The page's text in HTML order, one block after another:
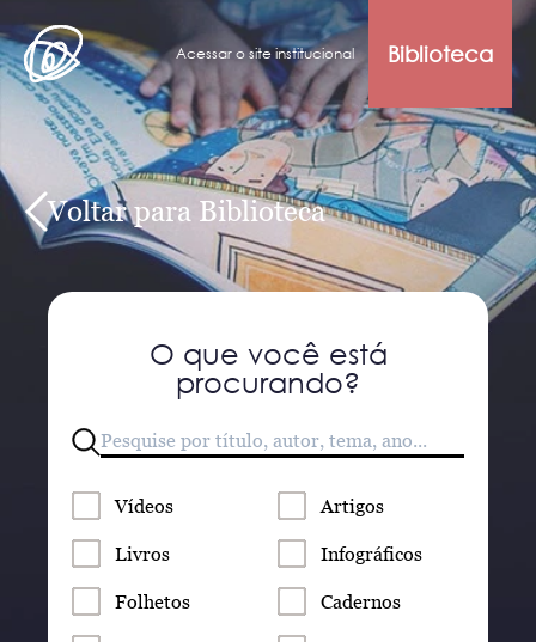
Acessar o site institucional Biblioteca
Voltar para Biblioteca
O que você está
procurando?
Vídeos Artigos
Livros Infográficos
Folhetos Cadernos